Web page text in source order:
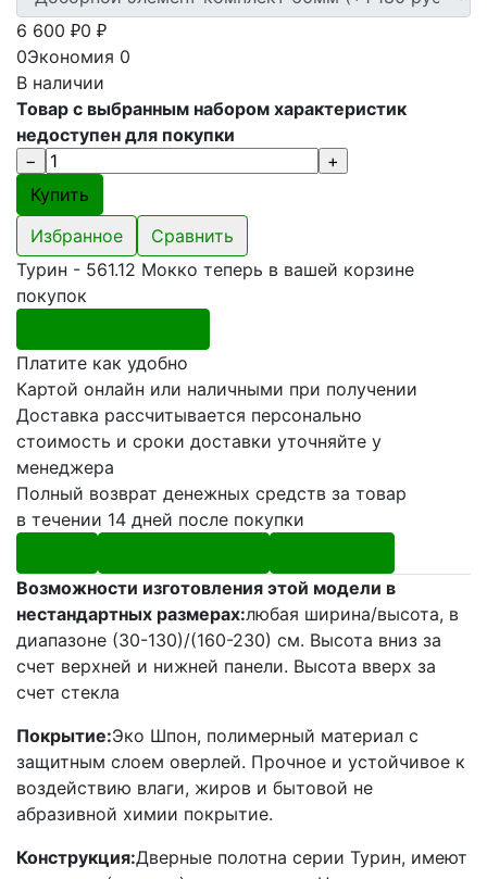
6 600 ₽0 ₽
0Экономия 0
В наличии
Товар с выбранным набором характеристик
недоступен для покупки
Избранное
Сравнить
Турин - 561.12 Мокко теперь в вашей корзине
покупок
Платите как удобно
Картой онлайн или наличными при получении
Доставка рассчитывается персонально
стоимость и сроки доставки уточняйте у
менеджера
Полный возврат денежных средств за товар
в течении 14 дней после покупки
Возможности изготовления этой модели в
нестандартных размерах:любая ширина/высота, в
диапазоне (30-130)/(160-230) см. Высота вниз за
счет верхней и нижней панели. Высота вверх за
счет стекла
Покрытие:Эко Шпон, полимерный материал с
защитным слоем оверлей. Прочное и устойчивое к
воздействию влаги, жиров и бытовой не
абразивной химии покрытие.
Конструкция:Дверные полотна серии Турин, имеют